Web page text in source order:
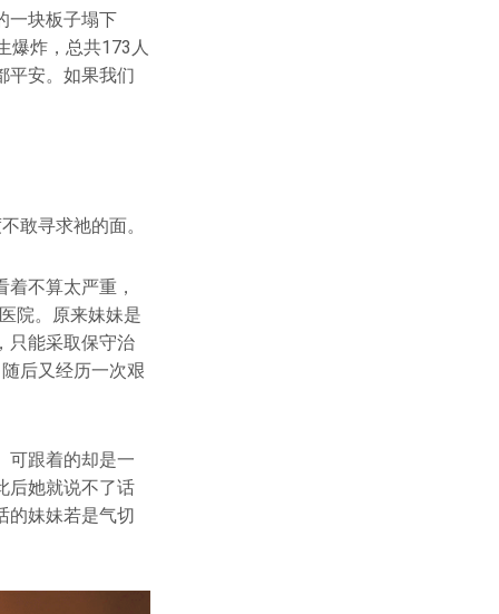
一块板子塌下
爆炸，总共173人
平安。如果我们
敢寻求祂的面。
不算太严重，
院。原来妹妹是
只能采取保守治
后又经历一次艰
可跟着的却是一
后她就说不了话
的妹妹若是气切